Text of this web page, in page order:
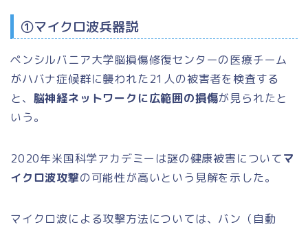
①マイクロ波兵器説
ペンシルバニア大学脳損傷修復センターの医療チーム
がハバナ症候群に襲われた21人の被害者を検査する
と、 脳神経ネットワークに広範囲の損傷が見られたと
いう。
2020年米国科学アカデミーは謎の健康被害についてマ
イクロ波攻撃の可能性が高いという見解を示した。
マイクロ波による攻撃方法については、バン（自動